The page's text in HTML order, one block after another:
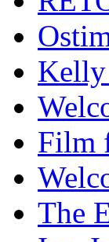
Kelly
Film
The